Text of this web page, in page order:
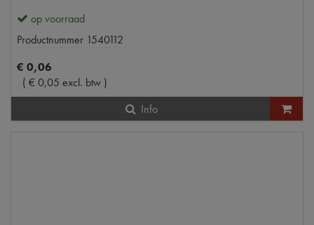
op voorraad
Productnummer 1540112
€ 0,06
( €0,05 excl. btw )
Info